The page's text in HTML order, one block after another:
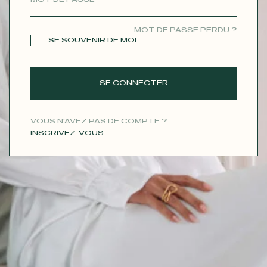
MOT DE PASSE PERDU ?
SE SOUVENIR DE MOI
SE CONNECTER
VOUS N'AVEZ PAS DE COMPTE ?
INSCRIVEZ-VOUS